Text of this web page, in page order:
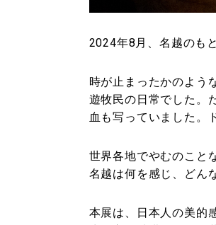
2024年8月、名越のも
時が止まったかのよう
遊牧民の日常でした。
血も写っていました。
世界各地でやむのこと
名越は何を感じ、どん
本展は、日本人の美的